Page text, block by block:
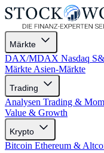
Märkte
DAX/MDAX Nasdaq
Märkte Asien-Märkte
Trading
Analysen Trading &
Value & Growth
Krypto
Bitcoin Ethereum &